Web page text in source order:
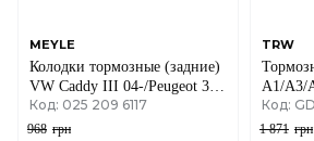
MEYLE
Колодки тормозные (задние)
VW Caddy III 04-/Peugeot 308
07-/Citroen C4 04-
(87.1x52.8x17.2)
Код: 025 209 6117
968 грн
TRW
A1/A3/
(04-21)
Код:
1 871 грн